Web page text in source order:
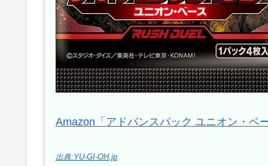
Amazon「アドバンスパック ユニオン・ベ
出典:YU-GI-OH.jp